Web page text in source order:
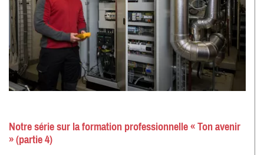
Notre série sur la formation professionnelle « Ton avenir
» (partie 4)